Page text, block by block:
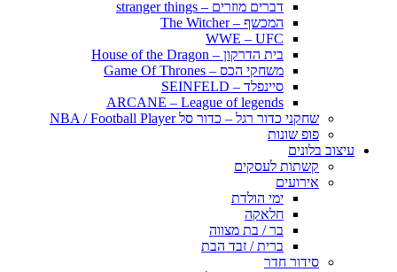
דברים מוזרים – stranger things
המכשף – The Witcher
WWE – UFC
בית הדרקון – House of the Dragon
משחקי הכס – Game Of Thrones
סיינפלד – SEINFELD
ARCANE – League of legends
שחקני כדור רגל – כדור סל NBA / Football Player
פופ שונות
עיצוב בלונים
קשתות לעסקים
אירועים
ימי הולדת
חלאקה
בר / בת מצווה
ברית / זבד הבת
סידור חדר